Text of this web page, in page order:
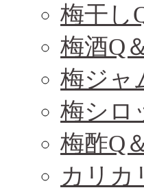
梅干し
梅酒Q
梅ジャ
梅シロ
梅酢Q
カリカ